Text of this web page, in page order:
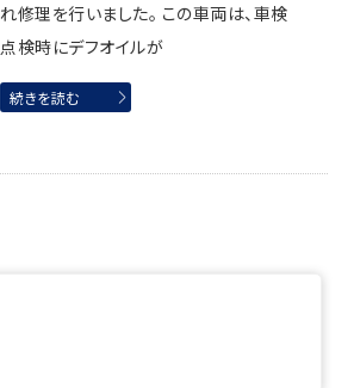
れ修理を行いました。 この車両は、車検
点検時にデフオイルが
続きを読む